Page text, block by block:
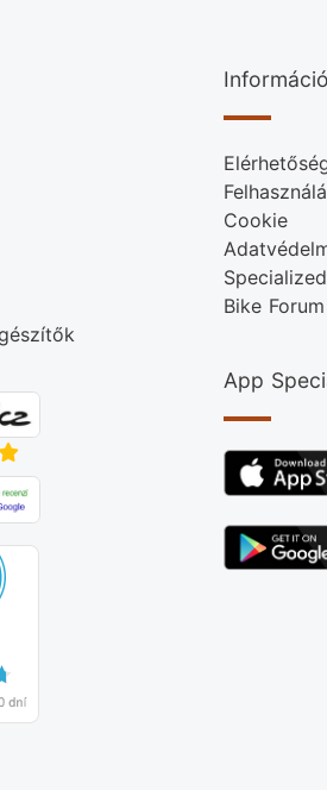
Cookie
Specialized
Bike Forum
App